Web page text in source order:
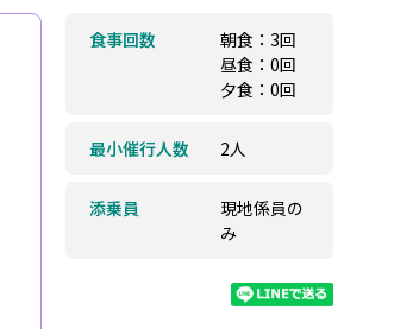
食事回数
朝食：3回
昼食：0回
夕食：0回
最小催行人数 2人
添乗員
現地係員の
み